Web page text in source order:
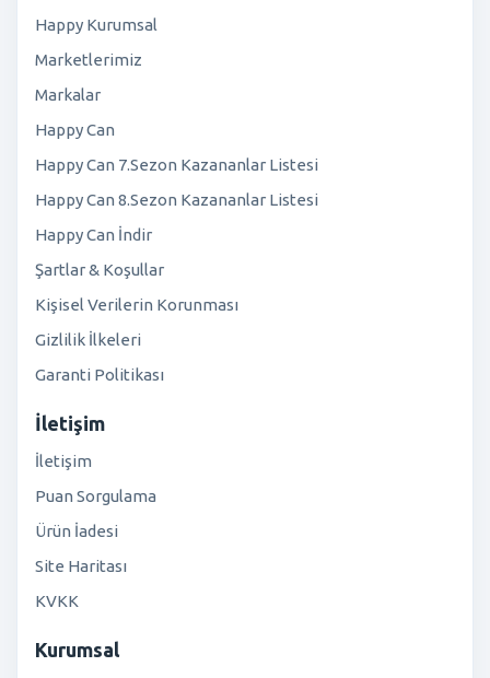
Happy Kurumsal
Marketlerimiz
Markalar
Happy Can
Happy Can 7.Sezon Kazananlar Listesi
Happy Can 8.Sezon Kazananlar Listesi
Happy Can İndir
Şartlar & Koşullar
Kişisel Verilerin Korunması
Gizlilik İlkeleri
Garanti Politikası
İletişim
İletişim
Puan Sorgulama
Ürün İadesi
Site Haritası
KVKK
Kurumsal